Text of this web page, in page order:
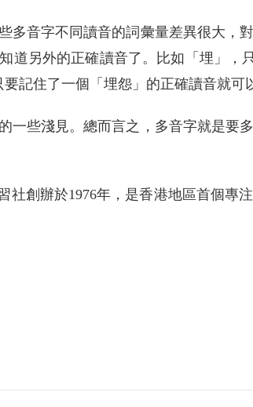
多音字不同讀音的詞彙量差異很大，
道另外的正確讀音了。比如「埋」，
記住了一個「埋怨」的正確讀音就可
一些淺見。總而言之，多音字就是要
社創辦於1976年，是香港地區首個專